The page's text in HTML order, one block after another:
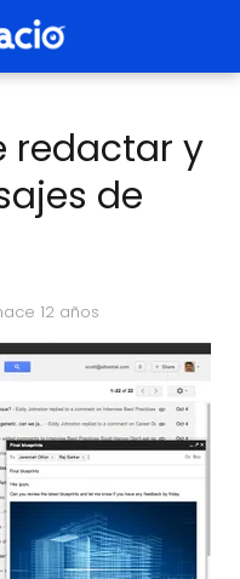
redactar y
de
12 años